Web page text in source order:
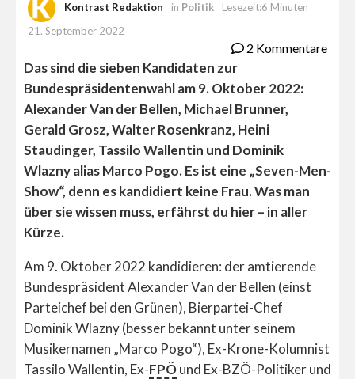
Kontrast Redaktion in Politik
Lesezeit:6 Minuten
21. September 2022
2 Kommentare
Das sind die sieben Kandidaten zur
Bundespräsidentenwahl am 9. Oktober 2022:
Alexander Van der Bellen, Michael Brunner,
Gerald Grosz, Walter Rosenkranz, Heini
Staudinger, Tassilo Wallentin und Dominik
Wlazny alias Marco Pogo. Es ist eine „Seven-Men-
Show“, denn es kandidiert keine Frau. Was man
über sie wissen muss, erfährst du hier – in aller
Kürze.
Am 9. Oktober 2022 kandidieren: der amtierende
Bundespräsident Alexander Van der Bellen (einst
Parteichef bei den Grünen), Bierpartei-Chef
Dominik Wlazny (besser bekannt unter seinem
Musikernamen „Marco Pogo“), Ex-Krone-Kolumnist
Tassilo Wallentin, Ex-FPÖund Ex-BZÖ-Politiker und